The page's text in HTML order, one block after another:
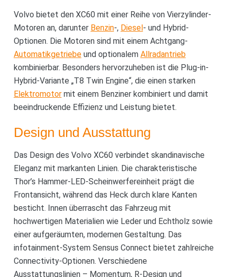
Volvo bietet den XC60 mit einer Reihe von Vierzylinder-
Motoren an, darunter Benzin-, Diesel- und Hybrid-
Optionen. Die Motoren sind mit einem Achtgang-
Automatikgetriebeund optionalem Allradantrieb
kombinierbar. Besonders hervorzuheben ist die Plug-in-
Hybrid-Variante „T8 Twin Engine“, die einen starken
Elektromotormit einem Benziner kombiniert und damit
beeindruckende Effizienz und Leistung bietet.
Design und Ausstattung
Das Design des Volvo XC60 verbindet skandinavische
Eleganz mit markanten Linien. Die charakteristische
Thor’s Hammer-LED-Scheinwerfereinheit prägt die
Frontansicht, während das Heck durch klare Kanten
besticht. Innen überrascht das Fahrzeug mit
hochwertigen Materialien wie Leder und Echtholz sowie
einer aufgeräumten, modernen Gestaltung. Das
infotainment-System Sensus Connect bietet zahlreiche
Connectivity-Optionen. Verschiedene
Ausstattungslinien – Momentum, R-Design und